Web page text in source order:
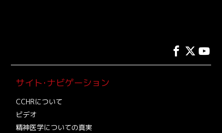
サイト･ナビゲーション
CCHRについて
ビデオ
精神医学についての真実